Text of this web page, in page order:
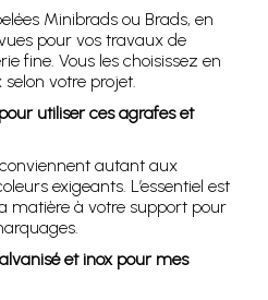
Minibrads ou Brads, en
pour vos travaux de
fine. Vous les choisissez en
votre projet.
utiliser ces agrafes et
autant aux
exigeants. L’essentiel est
matière à votre support pour
et inox pour mes